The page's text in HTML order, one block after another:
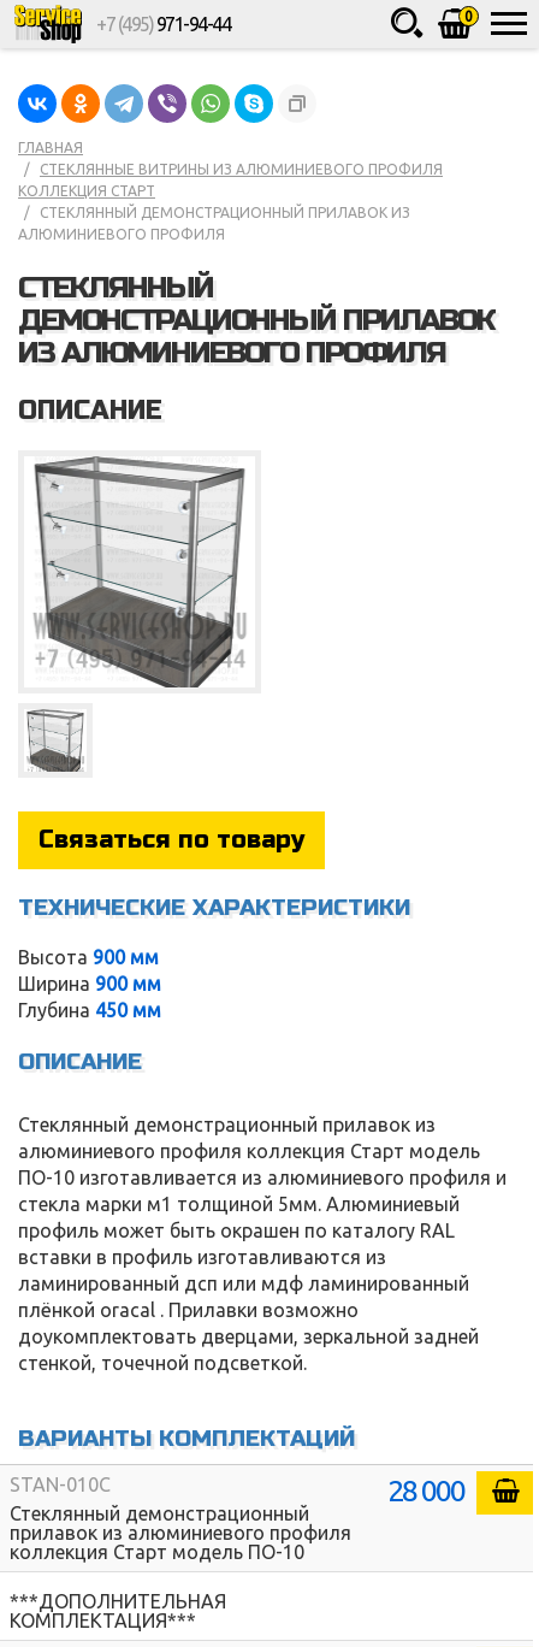
Service
0
+7 (495)971-94-44
ГЛАВНАЯ
СТЕКЛЯННЫЕ ВИТРИНЫ ИЗ АЛЮМИНИЕВОГО ПРОФИЛЯ
КОЛЛЕКЦИЯ СТАРТ
СТЕКЛЯННЫЙ ДЕМОНСТРАЦИОННЫЙ ПРИЛАВОК ИЗ
АЛЮМИНИЕВОГО ПРОФИЛЯ
СТЕКЛЯННЫЙ
ДЕМОНСТРАЦИОННЫЙ ПРИЛАВОК
ИЗ АЛЮМИНИЕВОГО ПРОФИЛЯ
ОПИСАНИЕ
Связаться по товару
ТЕХНИЧЕСКИЕ ХАРАКТЕРИСТИКИ
Высота 900 мм
Ширина 900 мм
Глубина 450 мм
ОПИСАНИЕ
Стеклянный демонстрационный прилавок из
алюминиевого профиля коллекция Старт модель
ПО-10 изготавливается из алюминиевого профиля и
стекла марки м1 толщиной 5мм. Алюминиевый
профиль может быть окрашен по каталогу RAL
вставки в профиль изготавливаются из
ламинированный дсп или мдф ламинированный
плёнкой oracal . Прилавки возможно
доукомплектовать дверцами, зеркальной задней
стенкой, точечной подсветкой.
ВАРИАНТЫ КОМПЛЕКТАЦИЙ
STAN-010C
Стеклянный демонстрационный
прилавок из алюминиевого профиля
коллекция Старт модель ПО-10
28 000
***ДОПОЛНИТЕЛЬНАЯ
КОМПЛЕКТАЦИЯ***